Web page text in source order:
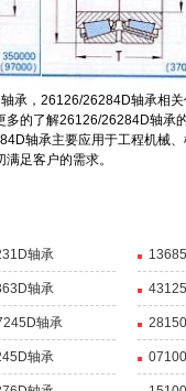
承，26126/26284D轴承相
的了解26126/26284D轴
轴承主要应用于工程机械
足客户的需求。
轴承
轴承
轴承
轴承